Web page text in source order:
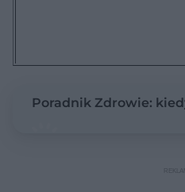
Poradnik Zdrowie: